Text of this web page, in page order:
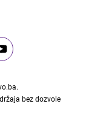
.
bez dozvole